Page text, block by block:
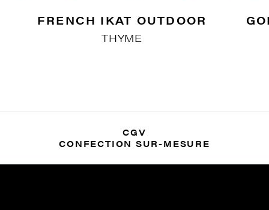
FRENCH IKAT OUTDOOR
THYME
CGV
CONFECTION SUR-MESURE